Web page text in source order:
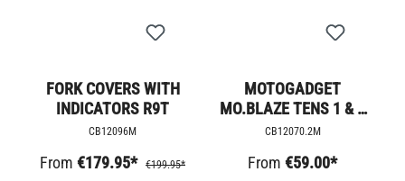
FORK COVERS WITH
INDICATORS R9T
CB12096M
From €179.95* €199.95*
MOTOGADGET
MO.BLAZE TENS 1 & 4
INDICATOR
CB12070.2M
From €59.00*